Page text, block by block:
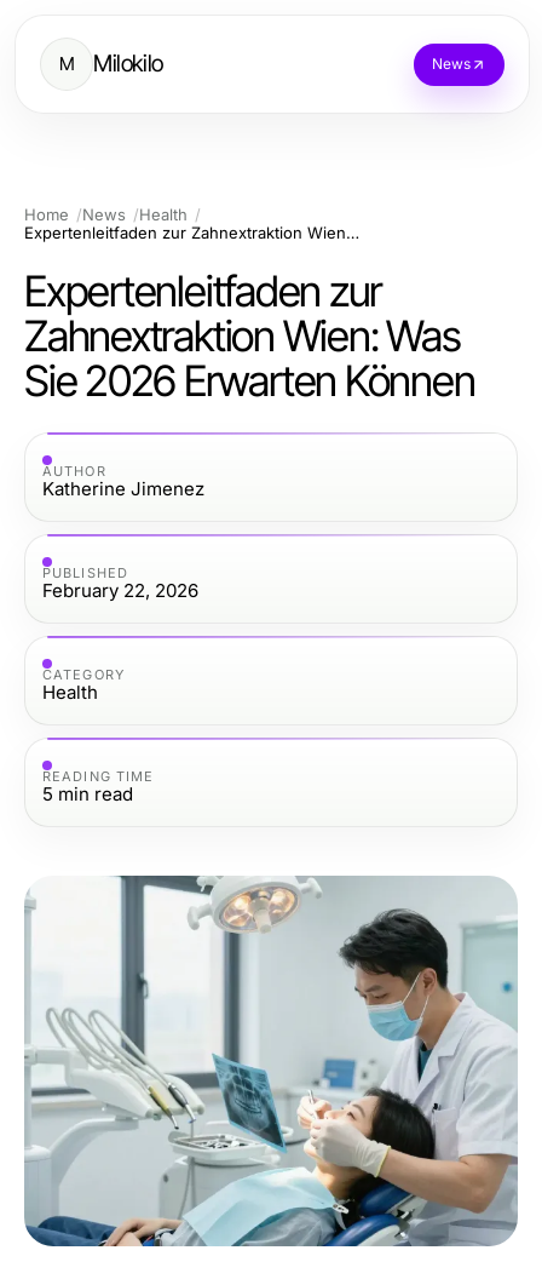
M Milokilo News
Home News
Health
Expertenleitfaden zur Zahnextraktion Wien: Was Sie 2026 Erwarten Können
Expertenleitfaden zur
Zahnextraktion Wien: Was
Sie 2026 Erwarten Können
AUTHOR
Katherine Jimenez
PUBLISHED
February 22, 2026
CATEGORY
Health
READING TIME
5 min read